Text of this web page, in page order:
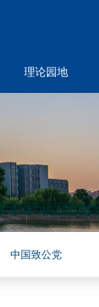
理论园地
中国致公党